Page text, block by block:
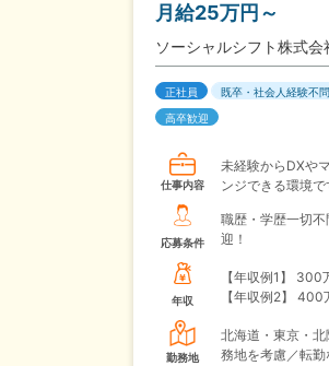
月給25万円～
ソーシャルシフト株式会
正社員 既卒・社会人経験不問
高卒歓迎
仕事内容
未経験からDXや
ンジできる環境で
応募条件
職歴・学歴一切
迎！
年収
【年収例1】
300
【年収例2】
400
勤務地
北海道・東京・
務地を考慮／転